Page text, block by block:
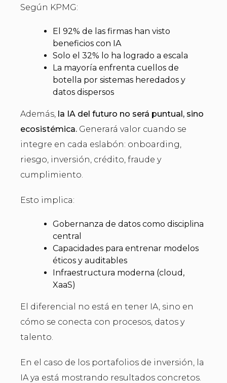
Según KPMG:
El 92% de las firmas han visto
beneficios con IA
Solo el 32% lo ha logrado a escala
La mayoría enfrenta cuellos de
botella por sistemas heredados y
datos dispersos
Además, la IA del futuro no será puntual, sino
ecosistémica. Generará valor cuando se
integre en cada eslabón: onboarding,
riesgo, inversión, crédito, fraude y
cumplimiento.
Esto implica:
Gobernanza de datos como disciplina
central
Capacidades para entrenar modelos
éticos y auditables
Infraestructura moderna (cloud,
XaaS)
El diferencial no está en tener IA, sino en
cómo se conecta con procesos, datos y
talento.
En el caso de los portafolios de inversión, la
IA ya está mostrando resultados concretos.